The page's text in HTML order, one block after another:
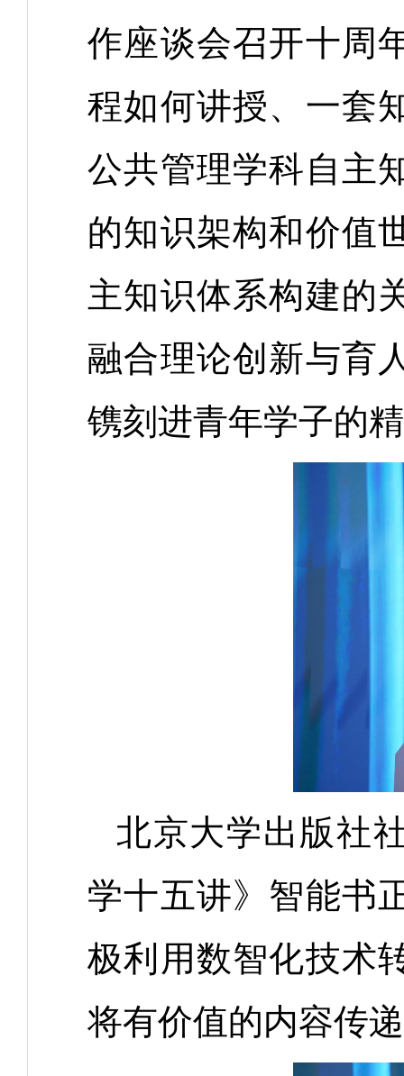
作座谈会召开十周
程如何讲授、一套
公共管理学科自主
的知识架构和价值
主知识体系构建的
融合理论创新与育
镌刻进青年学子的
北京大学出版社
学十五讲》智能书
极利用数智化技术
将有价值的内容传